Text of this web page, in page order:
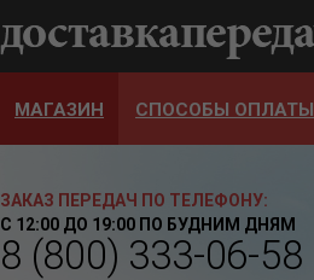
МАГАЗИН СПОСОБЫ ОПЛАТЫ
ЗАКАЗ ПЕРЕДАЧ ПО ТЕЛЕФОНУ:
С 12:00 ДО 19:00 ПО БУДНИМ ДНЯМ
8 (800) 333-06-58